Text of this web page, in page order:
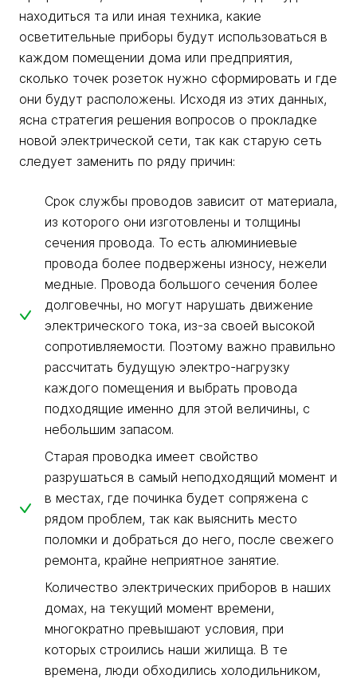
находиться та или иная техника, какие
осветительные приборы будут использоваться в
каждом помещении дома или предприятия,
сколько точек розеток нужно сформировать и где
они будут расположены. Исходя из этих данных,
ясна стратегия решения вопросов о прокладке
новой электрической сети, так как старую сеть
следует заменить по ряду причин:
Срок службы проводов зависит от материала,
из которого они изготовлены и толщины
сечения провода. То есть алюминиевые
провода более подвержены износу, нежели
медные. Провода большого сечения более
долговечны, но могут нарушать движение
электрического тока, из-за своей высокой
сопротивляемости. Поэтому важно правильно
рассчитать будущую электро-нагрузку
каждого помещения и выбрать провода
подходящие именно для этой величины, с
небольшим запасом.
Старая проводка имеет свойство
разрушаться в самый неподходящий момент и
в местах, где починка будет сопряжена с
рядом проблем, так как выяснить место
поломки и добраться до него, после свежего
ремонта, крайне неприятное занятие.
Количество электрических приборов в наших
домах, на текущий момент времени,
многократно превышают условия, при
которых строились наши жилища. В те
времена, люди обходились холодильником,